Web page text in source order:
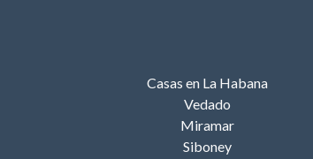
Casas en La Habana
Vedado
Miramar
Siboney